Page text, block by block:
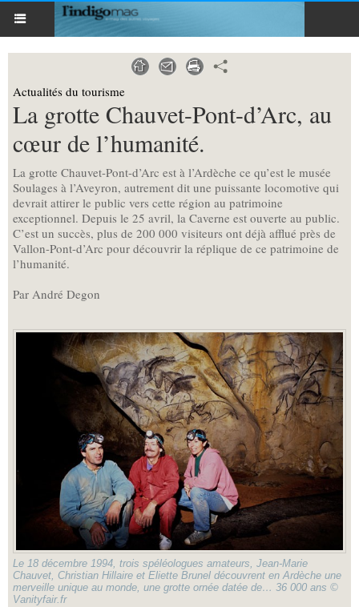
Actualités du tourisme
La grotte Chauvet-Pont-d’Arc, au
cœur de l’humanité.
La grotte Chauvet-Pont-d’Arc est à l’Ardèche ce qu’est le musée
Soulages à l’Aveyron, autrement dit une puissante locomotive qui
devrait attirer le public vers cette région au patrimoine
exceptionnel. Depuis le 25 avril, la Caverne est ouverte au public.
C’est un succès, plus de 200 000 visiteurs ont déjà afflué près de
Vallon-Pont-d’Arc pour découvrir la réplique de ce patrimoine de
l’humanité.
Par André Degon
Le 18 décembre 1994, trois spéléologues amateurs, Jean-Marie
Chauvet, Christian Hillaire et Eliette Brunel découvrent en Ardèche une
merveille unique au monde, une grotte ornée datée de… 36 000 ans ©
Vanityfair.fr